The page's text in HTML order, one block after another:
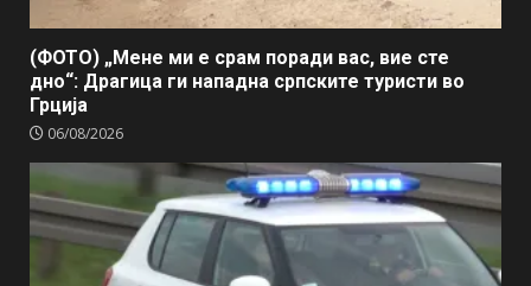
(ФОТО) „Мене ми е срам поради вас, вие сте
дно“: Драгица ги нападна српските туристи во
Грција
06/08/2026